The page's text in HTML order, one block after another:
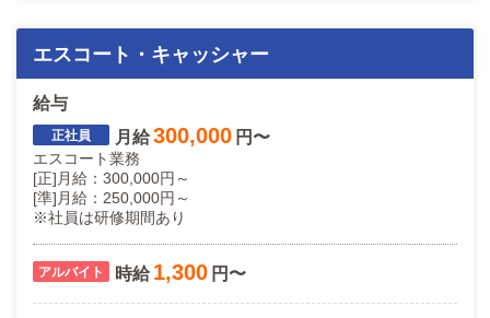
エスコート・キャッシャー
給与
月給300,000 円〜
エスコート業務
[正]月給：300,000円～
[準]月給：250,000円～
※社員は研修期間あり
時給 1,300 円〜